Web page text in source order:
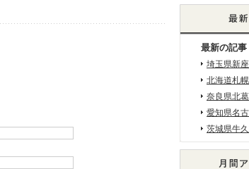
最新の記事
埼玉県新
北海道札
奈良県北
愛知県名
茨城県牛